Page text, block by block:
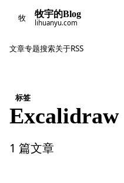
牧 牧宇的Blog
lihuanyu.com
文章专题搜索关于RSS
标签
Excalidraw
1 篇文章